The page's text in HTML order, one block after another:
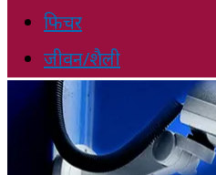
फिचर
जीवन/शैली